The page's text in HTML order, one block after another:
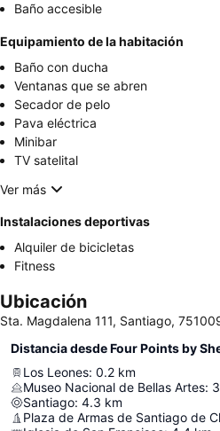
Baño accesible
Equipamiento de la habitación
Baño con ducha
Ventanas que se abren
Secador de pelo
Pava eléctrica
Minibar
TV satelital
Ver más
Instalaciones deportivas
Alquiler de bicicletas
Fitness
Ubicación
Sta. Magdalena 111, Santiago,
Distancia desde Four Points by
Los Leones: 0.2 km
Museo Nacional de Bellas Artes:
Santiago: 4.3 km
Plaza de Armas de Santiago de